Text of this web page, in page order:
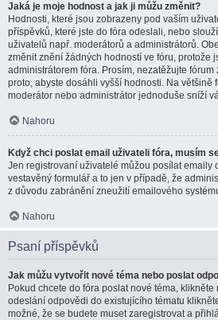
Jaká je moje hodnost a jak ji můžu změnit?
Hodnosti, které jsou zobrazeny pod vaším
příspěvků, které jste do fóra odeslali, nebo
uživatelů např. moderátorů a administrátorů.
změnit znění žádných hodností ve fóru, protože
administrátorem fóra. Prosím, nezatěžujte
proto, abyste dosáhli vyšší hodnosti. Na většině
moderátor nebo administrátor jednoduše sníží
Nahoru
Když chci poslat email uživateli fóra, musím
Jen registrovaní uživatelé můžou posílat emaily
vestavěný formulář a to jen v případě, že
z důvodu zabránění zneužití emailového
Nahoru
Psaní příspěvků
Jak můžu vytvořit nové téma nebo poslat
Pokud chcete do fóra poslat nové téma, klikněte
odeslání odpovědi do existujícího tématu
možné, že se budete muset zaregistrovat a